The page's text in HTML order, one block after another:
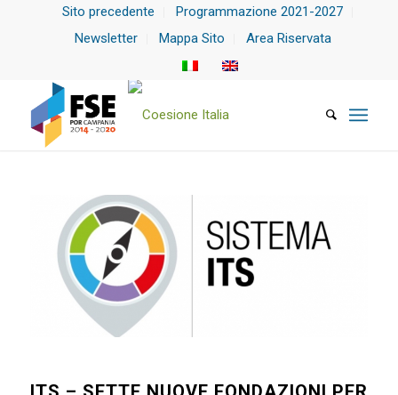
Sito precedente
Programmazione 2021-2027
Newsletter
Mappa Sito Area Riservata